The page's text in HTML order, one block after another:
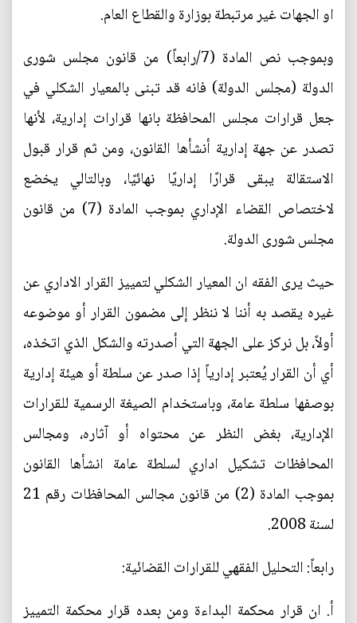
او الجهات غير مرتبطة بوزارة والقطاع العام.
وبموجب نص المادة (7/رابعاً) من قانون مجلس شورى
الدولة (مجلس الدولة) فانه قد تبنى بالمعيار الشكلي في
جعل قرارات مجلس المحافظة بانها قرارات إدارية، لأنها
تصدر عن جهة إدارية أنشأها القانون، ومن ثم قرار قبول
الاستقالة يبقى قرارًا إداريًا نهائيًا، وبالتالي يخضع
لاختصاص القضاء الإداري بموجب المادة (7) من قانون
مجلس شورى الدولة.
حيث يرى الفقه ان المعيار الشكلي لتمييز القرار الاداري عن
غيره يقصد به أننا لا ننظر إلى مضمون القرار أو موضوعه
أولاً، بل نركز على الجهة التي أصدرته والشكل الذي اتخذه،
أي أن القرار يُعتبر إدارياً إذا صدر عن سلطة أو هيئة إدارية
بوصفها سلطة عامة، وباستخدام الصيغة الرسمية للقرارات
الإدارية، بغض النظر عن محتواه أو آثاره، ومجالس
المحافظات تشكيل اداري لسلطة عامة انشأها القانون
بموجب المادة (2) من قانون مجالس المحافظات رقم 21
لسنة 2008.
رابعاً: التحليل الفقهي للقرارات القضائية:
‌أ. ان قرار محكمة البداءة ومن بعده قرار محكمة التمييز